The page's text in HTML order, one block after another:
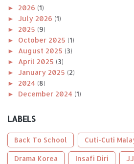
► 2026 (1)
► July 2026 (1)
► 2025 (9)
► October 2025 (1)
► August 2025 (3)
► April 2025 (3)
► January 2025 (2)
► 2024 (8)
► December 2024 (1)
► October 2024
► April 2024 (1)
►January 2024(2)
►2023 (56)
LABELS
Back To School Cuti-Cuti
Drama Korea Insafi Diri